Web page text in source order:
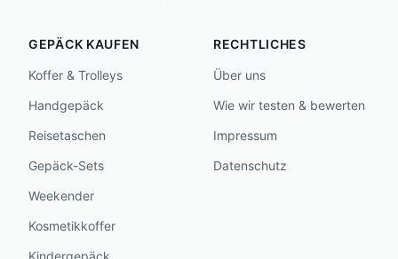
GEPÄCK KAUFEN
Koffer & Trolleys
Handgepäck
Reisetaschen
Gepäck-Sets
Weekender
Kosmetikkoffer
RECHTLICHES
Über uns
Wie wir testen & bewerten
Impressum
Datenschutz